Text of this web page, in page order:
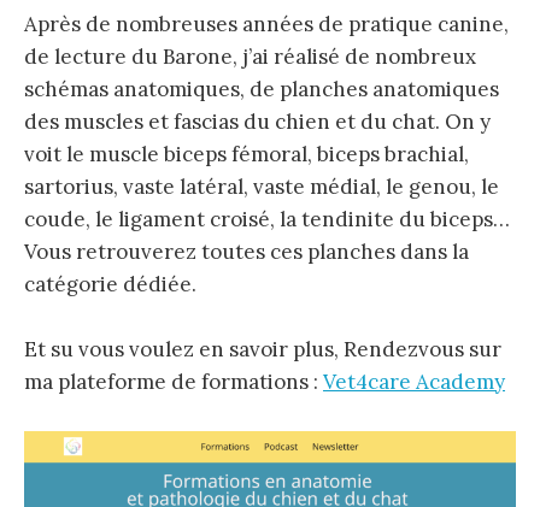
Après de nombreuses années de pratique canine,
de lecture du Barone, j’ai réalisé de nombreux
schémas anatomiques, de planches anatomiques
des muscles et fascias du chien et du chat. On y
voit le muscle biceps fémoral, biceps brachial,
sartorius, vaste latéral, vaste médial, le genou, le
coude, le ligament croisé, la tendinite du biceps…
Vous retrouverez toutes ces planches dans la
catégorie dédiée.
Et su vous voulez en savoir plus, Rendezvous sur
ma plateforme de formations : Vet4care Academy